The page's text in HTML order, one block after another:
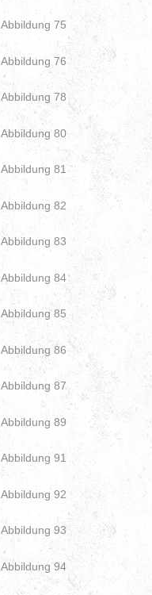
Abbildung 75
Abbildung 76
Abbildung 78
Abbildung 80
Abbildung 81
Abbildung 82
Abbildung 83
Abbildung 84
Abbildung 85
Abbildung 86
Abbildung 87
Abbildung 89
Abbildung 91
Abbildung 92
Abbildung 93
Abbildung 94